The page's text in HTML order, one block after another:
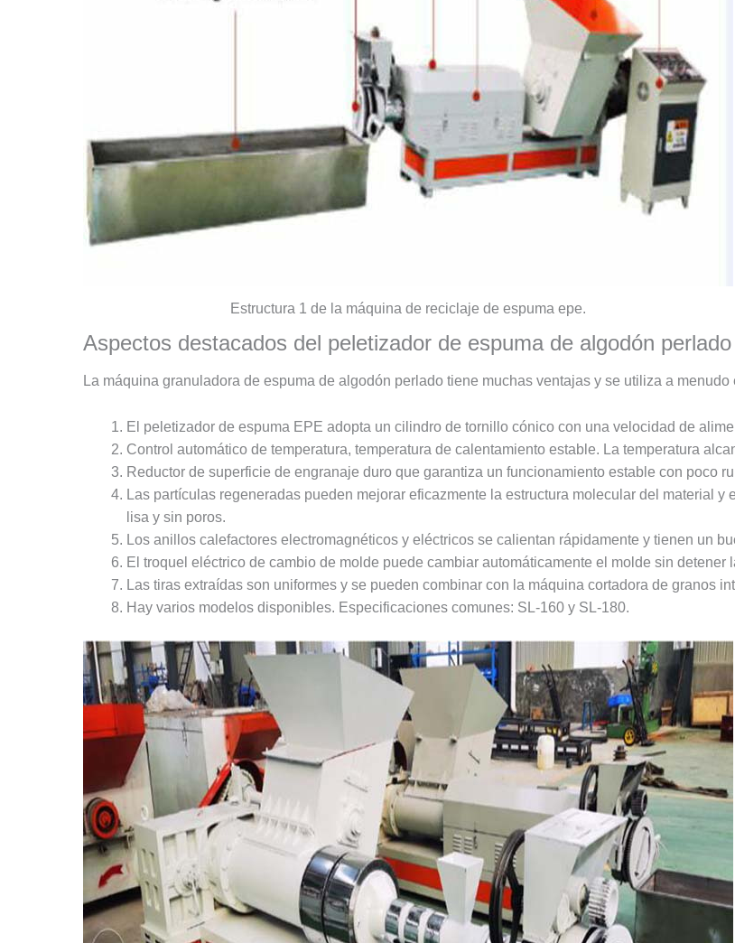
Estructura 1 de la máquina de reciclaje de espuma epe.
Aspectos destacados del peletizador de espuma de algodón perlado
La máquina granuladora de espuma de algodón perlado tiene muchas ventajas y se utiliza a
El peletizador de espuma EPE adopta un cilindro de tornillo cónico con una velocidad de
Control automático de temperatura, temperatura de calentamiento estable. La temperatura
Reductor de superficie de engranaje duro que garantiza un funcionamiento estable con poco
Las partículas regeneradas pueden mejorar eficazmente la estructura molecular del material
lisa y sin poros.
Los anillos calefactores electromagnéticos y eléctricos se calientan rápidamente y tienen un
El troquel eléctrico de cambio de molde puede cambiar automáticamente el molde sin
Las tiras extraídas son uniformes y se pueden combinar con la máquina cortadora de granos
Hay varios modelos disponibles. Especificaciones comunes: SL-160 y SL-180.